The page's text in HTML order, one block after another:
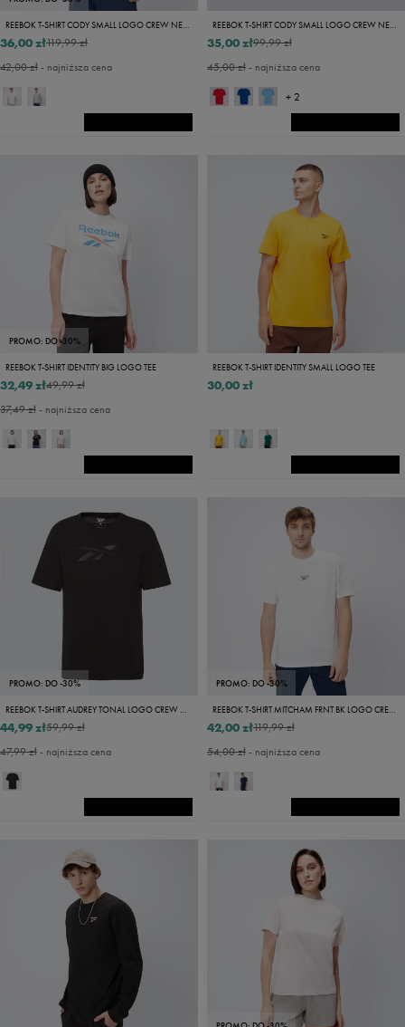
REEBOK T-SHIRT CODY SMALL LOGO CREW NECK
119,99 zł
36,00 zł
42,00 zł- najniższa cena
REEBOK T-SHIRT CODY SMALL LOGO CREW NECK SS TEE
99,99 zł
35,00 zł
45,00 zł- najniższa cena
+ 2
PROMO: DO -30%
REEBOK T-SHIRT IDENTITY BIG LOGO TEE
49,99 zł
32,49 zł
37,49 zł- najniższa cena
REEBOK T-SHIRT IDENTITY SMALL LOGO TEE
30,00 zł
PROMO: DO -30%
REEBOK T-SHIRT AUDREY TONAL LOGO CREW NECK
59,99 zł
44,99 zł
47,99 zł- najniższa cena
PROMO: DO -30%
REEBOK T-SHIRT MITCHAM FRNT BK LOGO CREW NECK
119,99 zł
42,00 zł
54,00 zł- najniższa cena